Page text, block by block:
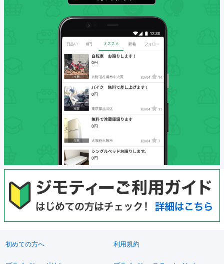
初めての方へ 利用規約